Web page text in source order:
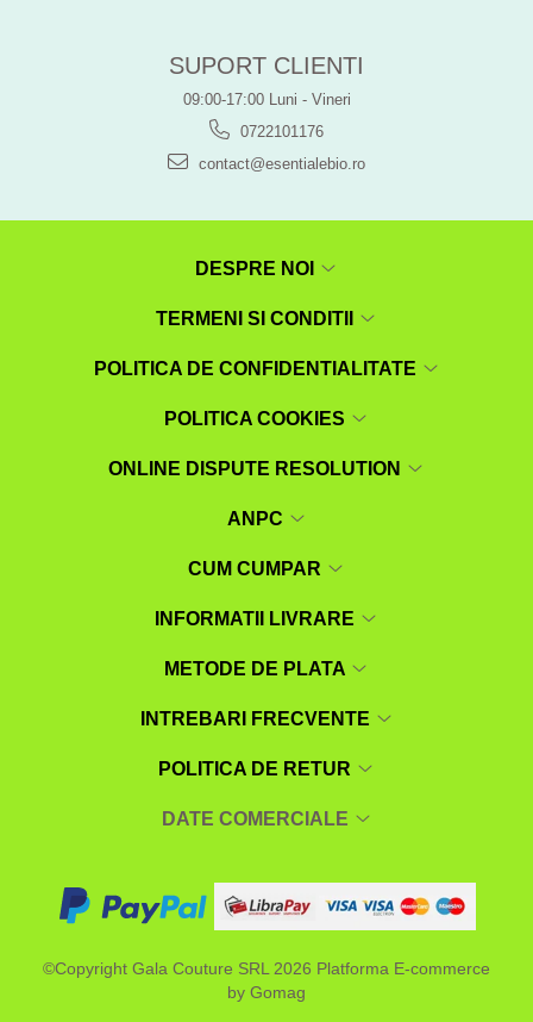
SUPORT CLIENTI
09:00-17:00 Luni - Vineri
0722101176
contact@esentialebio.ro
DESPRE NOI
TERMENI SI CONDITII
POLITICA DE CONFIDENTIALITATE
POLITICA COOKIES
ONLINE DISPUTE RESOLUTION
ANPC
CUM CUMPAR
INFORMATII LIVRARE
METODE DE PLATA
INTREBARI FRECVENTE
POLITICA DE RETUR
DATE COMERCIALE
©Copyright Gala Couture SRL 2026 Platforma E-commerce
by Gomag